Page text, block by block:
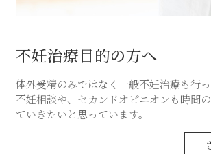
不妊治療目的の方へ
体外受精のみではなく一般不妊治療も行っ
不妊相談や、セカンドオピニオンも時間
ていきたいと思っています。